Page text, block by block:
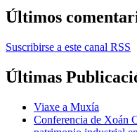
Últimos
Suscribirse a este canal RSS
Últimas
Viaxe a Muxía
Conferencia de Xoán